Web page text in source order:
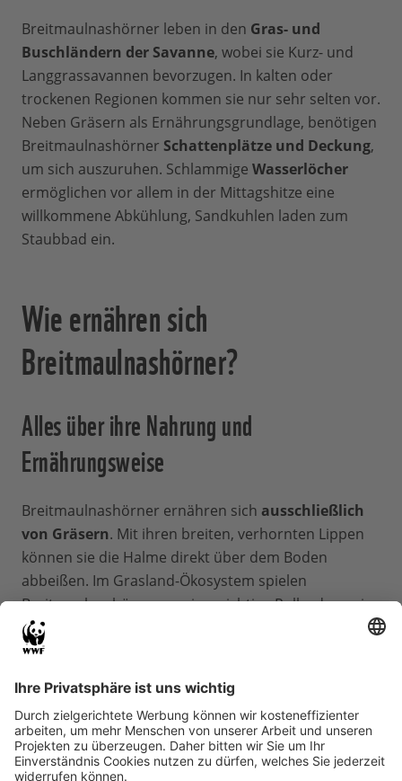
Breitmaulnashörner leben in den Gras- und
Buschländern der Savanne, wobei sie Kurz- und
Langgrassavannen bevorzugen. In kalten oder
trockenen Regionen kommen sie nur sehr selten vor.
Neben Gräsern als Ernährungsgrundlage, benötigen
Breitmaulnashörner Schattenplätze und Deckung,
um sich auszuruhen. Schlammige Wasserlöcher
ermöglichen vor allem in der Mittagshitze eine
willkommene Abkühlung, Sandkuhlen laden zum
Staubbad ein.
Wie ernähren sich
Breitmaulnashörner?
Alles über ihre Nahrung und
Ernährungsweise
Breitmaulnashörner ernähren sich ausschließlich
von Gräsern. Mit ihren breiten, verhornten Lippen
können sie die Halme direkt über dem Boden
abbeißen. Im Grasland-Ökosystem spielen
Breitmaulnashörner so eine wichtige Rolle, denn sie
halten als „
ihren täglichen Kalorienbedarf zu decken, verbringen
Grasen. Wenn möglich trinken Nashörner täglich,
kommen zur Not aber auchein paar Tage ohne
Wasser aus.